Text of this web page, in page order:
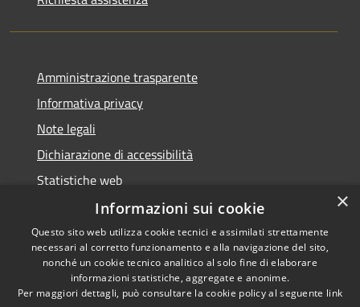
Amministrazione trasparente
Informativa privacy
Note legali
Dichiarazione di accessibilità
Statistiche web
Accessibilità
Privacy
Copyright © 2026 • Comune di
Buccinasco • Powered by
Municipium•Accesso
×
Informazioni sui cookie
Questo sito web utilizza cookie tecnici e assimilati strettamente
necessari al corretto funzionamento e alla navigazione del sito,
nonché un cookie tecnico analitico al solo fine di elaborare
informazioni statistiche, aggregate e anonime.
Per maggiori dettagli, può consultare la cookie policy al seguente link